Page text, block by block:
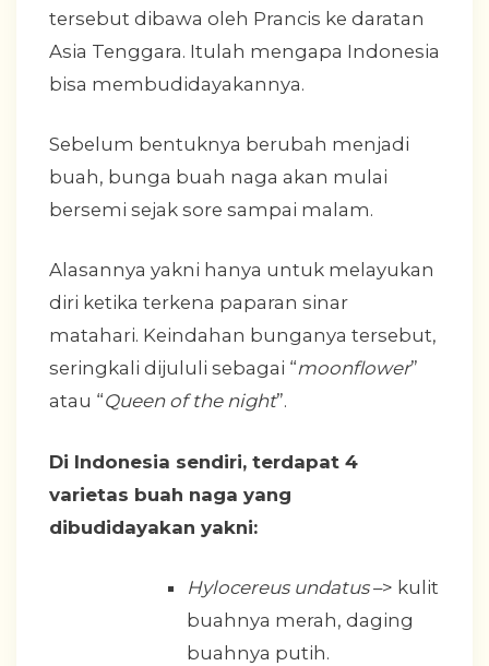
tersebut dibawa oleh Prancis ke daratan
Asia Tenggara. Itulah mengapa Indonesia
bisa membudidayakannya.
Sebelum bentuknya berubah menjadi
buah, bunga buah naga akan mulai
bersemi sejak sore sampai malam.
Alasannya yakni hanya untuk melayukan
diri ketika terkena paparan sinar
matahari. Keindahan bunganya tersebut,
seringkali dijululi sebagai “moonflower”
atau “Queen of the night”.
Di Indonesia sendiri, terdapat 4
varietas buah naga yang
dibudidayakan yakni:
Hylocereus undatus–> kulit
buahnya merah, daging
buahnya putih.